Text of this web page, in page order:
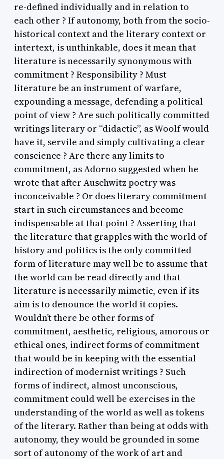
re-defined individually and in relation to
each other ? If autonomy, both from the socio-
historical context and the literary context or
intertext, is unthinkable, does it mean that
literature is necessarily synonymous with
commitment ? Responsibility ? Must
literature be an instrument of warfare,
expounding a message, defending a political
point of view ? Are such politically committed
writings literary or “didactic”, as Woolf would
have it, servile and simply cultivating a clear
conscience ? Are there any limits to
commitment, as Adorno suggested when he
wrote that after Auschwitz poetry was
inconceivable ? Or does literary commitment
start in such circumstances and become
indispensable at that point ? Asserting that
the literature that grapples with the world of
history and politics is the only committed
form of literature may well be to assume that
the world can be read directly and that
literature is necessarily mimetic, even if its
aim is to denounce the world it copies.
Wouldn’t there be other forms of
commitment, aesthetic, religious, amorous or
ethical ones, indirect forms of commitment
that would be in keeping with the essential
indirection of modernist writings ? Such
forms of indirect, almost unconscious,
commitment could well be exercises in the
understanding of the world as well as tokens
of the literary. Rather than being at odds with
autonomy, they would be grounded in some
sort of autonomy of the work of art and